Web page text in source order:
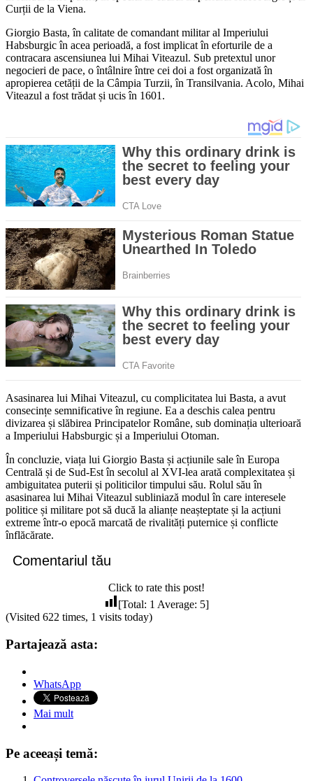
Curții de la Viena.
Giorgio Basta, în calitate de comandant militar al Imperiului
Habsburgic în acea perioadă, a fost implicat în eforturile de a
contracara ascensiunea lui Mihai Viteazul. Sub pretextul unor
negocieri de pace, o întâlnire între cei doi a fost organizată în
apropierea cetății de la Câmpia Turzii, în Transilvania. Acolo, Mihai
Viteazul a fost trădat și ucis în 1601.
Asasinarea lui Mihai Viteazul, cu complicitatea lui Basta, a avut
consecințe semnificative în regiune. Ea a deschis calea pentru
divizarea și slăbirea Principatelor Române, sub dominația ulterioară
a Imperiului Habsburgic și a Imperiului Otoman.
În concluzie, viața lui Giorgio Basta și acțiunile sale în Europa
Centrală și de Sud-Est în secolul al XVI-lea arată complexitatea și
ambiguitatea puterii și politicilor timpului său. Rolul său în
asasinarea lui Mihai Viteazul subliniază modul în care interesele
politice și militare pot să ducă la alianțe neașteptate și la acțiuni
extreme într-o epocă marcată de rivalități puternice și conflicte
înflăcărate.
Comentariul tău
Click to rate this post!
[Total: 1 Average: 5]
(Visited 622 times, 1 visits today)
Partajează asta:
WhatsApp
Mai mult
Pe aceeași temă: